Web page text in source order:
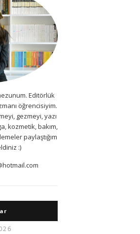
Editörlük
öğrencisiyim.
gezmeyi, yazı
kozmetik, bakım,
paylaştığım
:)